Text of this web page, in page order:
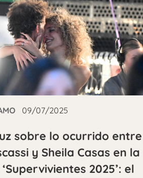
09/07/2025
sobre lo ocurrido entre
y Sheila Casas en la
2025’: el